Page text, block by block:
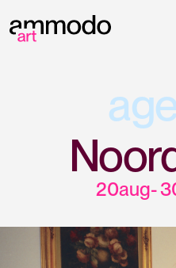
20aug-